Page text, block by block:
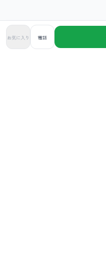
お気に入り 電話